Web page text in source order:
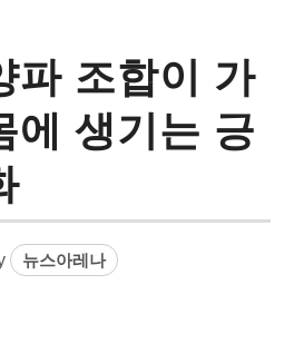
파 조합이 가
에 생기는 긍
뉴스아레나